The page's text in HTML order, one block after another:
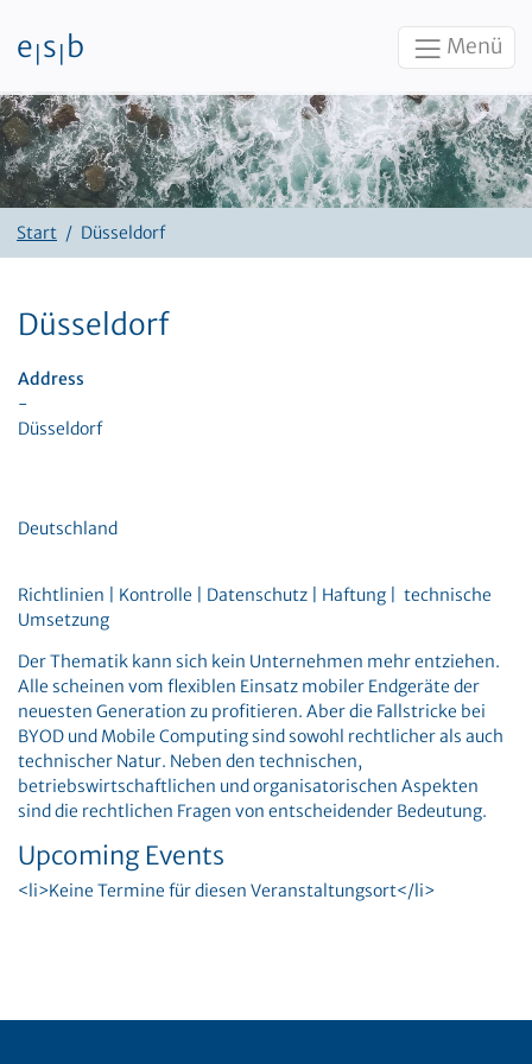
Zum Inhalt
e s b Menü
Start Düsseldorf
Düsseldorf
Address
-
Düsseldorf
Deutschland
Richtlinien | Kontrolle | Datenschutz | Haftung | technische
Umsetzung
Der Thematik kann sich kein Unternehmen mehr entziehen.
Alle scheinen vom flexiblen Einsatz mobiler Endgeräte der
neuesten Generation zu profitieren. Aber die Fallstricke bei
BYOD und Mobile Computing sind sowohl rechtlicher als auch
technischer Natur. Neben den technischen,
betriebswirtschaftlichen und organisatorischen Aspekten
sind die rechtlichen Fragen von entscheidender Bedeutung.
Upcoming Events
<li>Keine Termine für diesen Veranstaltungsort</li>